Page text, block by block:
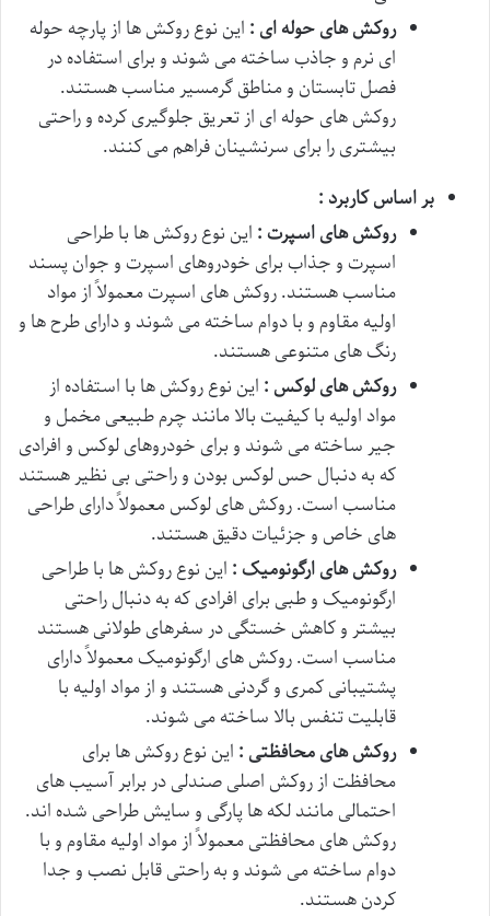
روکش های حوله ای : این نوع روکش ها از پارچه حوله
ای نرم و جاذب ساخته می شوند و برای استفاده در
فصل تابستان و مناطق گرمسیر مناسب هستند.
روکش های حوله ای از تعریق جلوگیری کرده و راحتی
بیشتری را برای سرنشینان فراهم می کنند.
بر اساس کاربرد :
روکش های اسپرت : این نوع روکش ها با طراحی
اسپرت و جذاب برای خودروهای اسپرت و جوان پسند
مناسب هستند. روکش های اسپرت معمولاً از مواد
اولیه مقاوم و با دوام ساخته می شوند و دارای طرح ها و
رنگ های متنوعی هستند.
روکش های لوکس : این نوع روکش ها با استفاده از
مواد اولیه با کیفیت بالا مانند چرم طبیعی مخمل و
جیر ساخته می شوند و برای خودروهای لوکس و افرادی
که به دنبال حس لوکس بودن و راحتی بی نظیر هستند
مناسب است. روکش های لوکس معمولاً دارای طراحی
های خاص و جزئیات دقیق هستند.
روکش های ارگونومیک : این نوع روکش ها با طراحی
ارگونومیک و طبی برای افرادی که به دنبال راحتی
بیشتر و کاهش خستگی در سفرهای طولانی هستند
مناسب است. روکش های ارگونومیک معمولاً دارای
پشتیبانی کمری و گردنی هستند و از مواد اولیه با
قابلیت تنفس بالا ساخته می شوند.
روکش های محافظتی : این نوع روکش ها برای
محافظت از روکش اصلی صندلی در برابر آسیب های
احتمالی مانند لکه ها پارگی و سایش طراحی شده اند.
روکش های محافظتی معمولاً از مواد اولیه مقاوم و با
دوام ساخته می شوند و به راحتی قابل نصب و جدا
کردن هستند.